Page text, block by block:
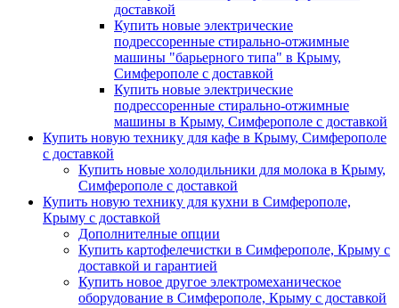
доставкой
Купить новые электрические
подрессоренные стирально-отжимные
машины "барьерного типа" в Крыму,
Симферополе с доставкой
Купить новые электрические
подрессоренные стирально-отжимные
машины в Крыму, Симферополе с доставкой
Купить новую технику для кафе в Крыму, Симферополе
с доставкой
Купить новые холодильники для молока в Крыму,
Симферополе с доставкой
Купить новую технику для кухни в Симферополе,
Крыму с доставкой
Дополнителные опции
Купить картофелечистки в Симферополе, Крыму с
доставкой и гарантией
Купить новое другое электромеханическое
оборудование в Симферополе, Крыму с доставкой